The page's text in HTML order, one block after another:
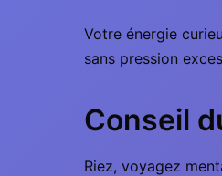
Votre énergie
sans pression
Conseil
Riez, voyagez